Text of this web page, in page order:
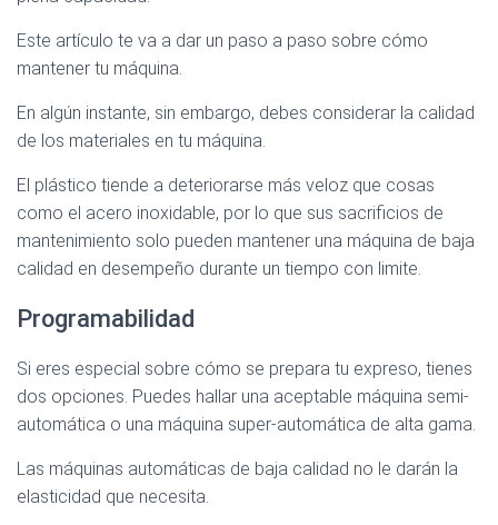
Este artículo te va a dar un paso a paso sobre cómo
mantener tu máquina.
En algún instante, sin embargo, debes considerar la calidad
de los materiales en tu máquina.
El plástico tiende a deteriorarse más veloz que cosas
como el acero inoxidable, por lo que sus sacrificios de
mantenimiento solo pueden mantener una máquina de baja
calidad en desempeño durante un tiempo con limite.
Programabilidad
Si eres especial sobre cómo se prepara tu expreso, tienes
dos opciones. Puedes hallar una aceptable máquina semi-
automática o una máquina super-automática de alta gama.
Las máquinas automáticas de baja calidad no le darán la
elasticidad que necesita.